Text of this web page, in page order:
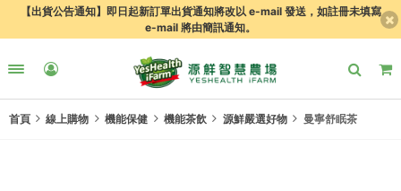
【出貨公告通知】即日起新訂單出貨通知將改以 e-mail 發送，如註冊未填寫
e-mail 將由簡訊通知。
首頁 線上購物 機能保健 機能茶飲 源鮮嚴選好物 曼寧舒眠茶